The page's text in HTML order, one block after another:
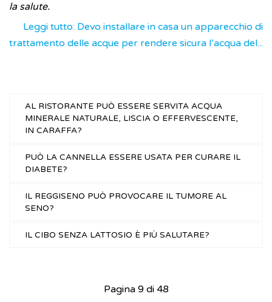
la salute.
Leggi tutto: Devo installare in casa un apparecchio di
trattamento delle acque per rendere sicura l’acqua del...
AL RISTORANTE PUÒ ESSERE SERVITA ACQUA
MINERALE NATURALE, LISCIA O EFFERVESCENTE,
IN CARAFFA?
PUÒ LA CANNELLA ESSERE USATA PER CURARE IL
DIABETE?
IL REGGISENO PUÒ PROVOCARE IL TUMORE AL
SENO?
IL CIBO SENZA LATTOSIO È PIÙ SALUTARE?
Pagina 9 di 48